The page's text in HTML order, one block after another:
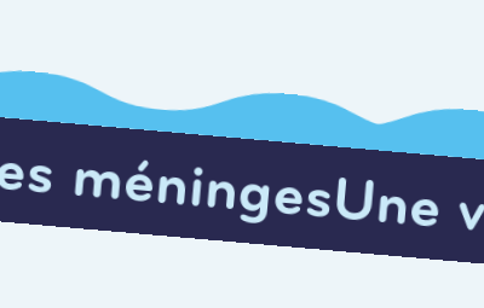
visite qui